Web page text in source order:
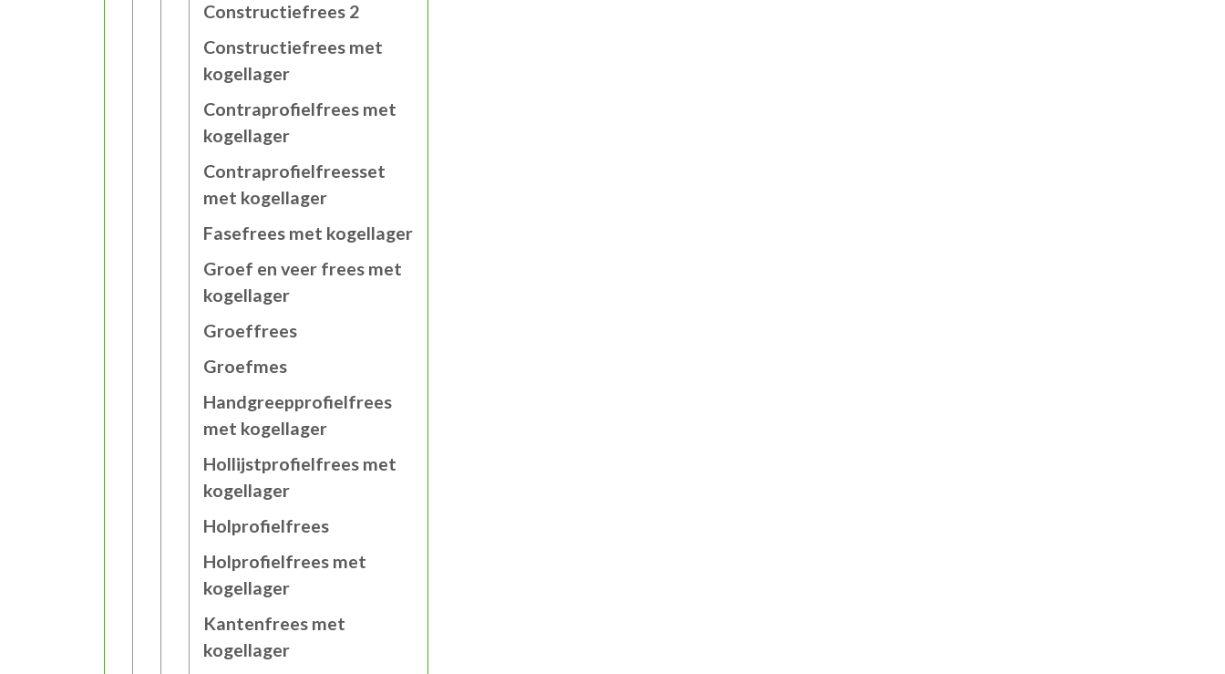
Constructiefrees 2
Constructiefrees met
kogellager
Contraprofielfrees met
kogellager
Contraprofielfreesset
met kogellager
Fasefrees met kogellager
Groef en veer frees met
kogellager
Groeffrees
Groefmes
Handgreepprofielfrees
met kogellager
Hollijstprofielfrees met
kogellager
Holprofielfrees
Holprofielfrees met
kogellager
Kantenfrees met
kogellager